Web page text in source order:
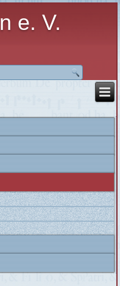
e. V.